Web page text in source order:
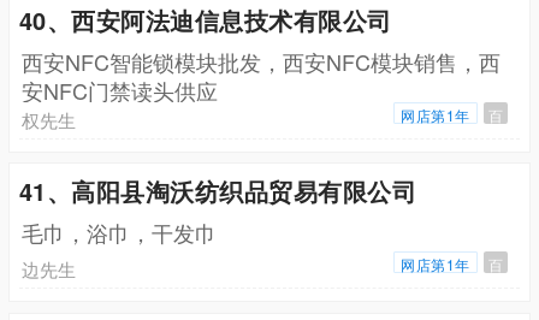
40、西安阿法迪信息技术有限公司
西安NFC智能锁模块批发，西安NFC模块销售，西
安NFC门禁读头供应
权先生 网店第1年 百
41、高阳县淘沃纺织品贸易有限公司
毛巾，浴巾，干发巾
边先生 网店第1年 百